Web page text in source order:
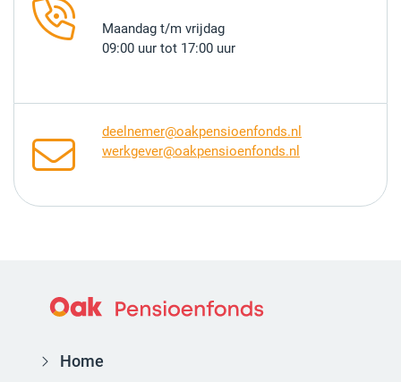
Maandag t/m vrijdag
09:00 uur tot 17:00 uur
deelnemer@oakpensioenfonds.nl
werkgever@oakpensioenfonds.nl
Home